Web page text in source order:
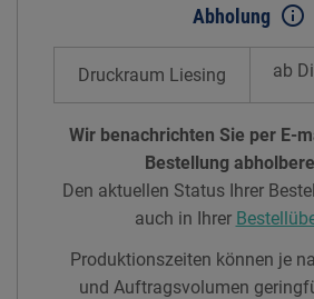
Abholung info_outline
Druckraum Liesing ab
Wir benachrichten Sie per E-
Bestellung
Den aktuellen Status Ihrer
auch in Ihrer
Produktionszeiten können je
und Auftragsvolumen